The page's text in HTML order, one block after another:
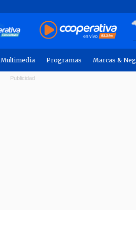
Multimedia Programas Marcas &